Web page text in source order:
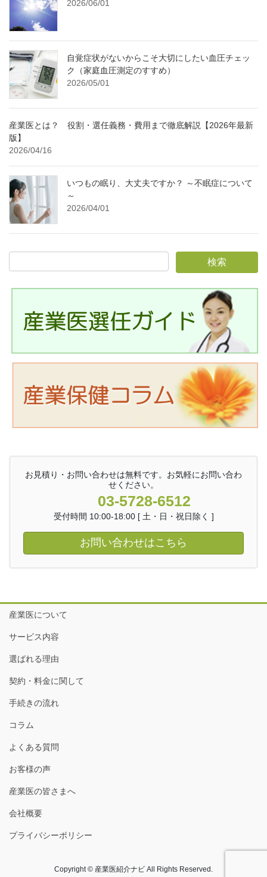
2026/06/01
自覚症状がないからこそ大切にしたい血圧チェッ
ク（家庭血圧測定のすすめ）
2026/05/01
産業医とは？ 役割・選任義務・費用まで徹底解説【2026年最新
版】
2026/04/16
いつもの眠り、大丈夫ですか？ ～不眠症について
～
2026/04/01
お見積り・お問い合わせは無料です。お気軽にお問い合わ
せください。
03-5728-6512
受付時間 10:00-18:00 [ 土・日・祝日除く ]
お問い合わせはこちら
産業医について
サービス内容
選ばれる理由
契約・料金に関して
手続きの流れ
コラム
よくある質問
お客様の声
産業医の皆さまへ
会社概要
プライバシーポリシー
Copyright © 産業医紹介ナビ All Rights Reserved.